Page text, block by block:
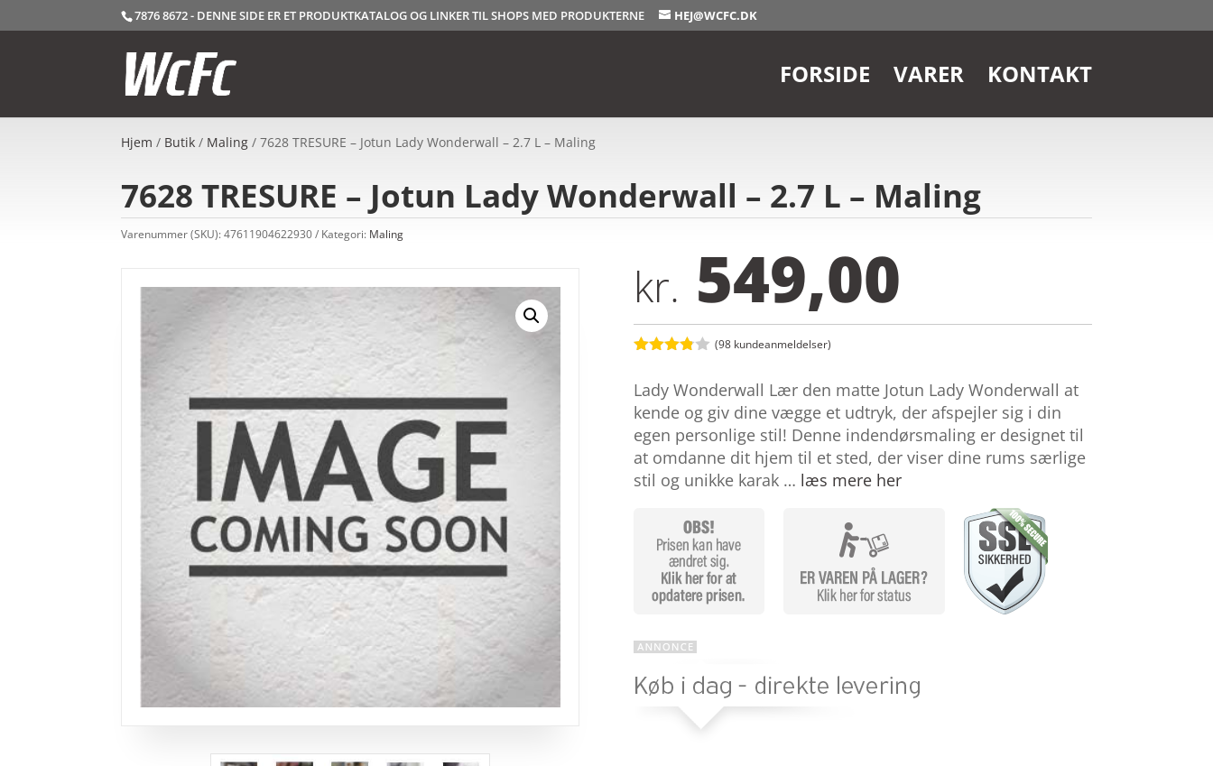
7876 8672 - DENNE SIDE ER ET PRODUKTKATALOG OG LINKER TIL SHOPS MED PRODUKTERNE HEJ@WCFC.DK
FORSIDE VARER KONTAKT
Hjem / Butik / Maling / 7628 TRESURE – Jotun Lady Wonderwall – 2.7 L – Maling
7628 TRESURE – Jotun Lady Wonderwall – 2.7 L – Maling
Varenummer (SKU):47611904622930 Kategori: Maling
kr. 549,00
ud af 5
baseret
på
kundebed
ømmels
er
(98kundeanmeldelser)
Lady Wonderwall Lær den matte Jotun Lady Wonderwall at
kende og giv dine vægge et udtryk, der afspejler sig i din
egen personlige stil! Denne indendørsmaling er designet til
at omdanne dit hjem til et sted, der viser dine rums særlige
stil og unikke karak … læs mere her